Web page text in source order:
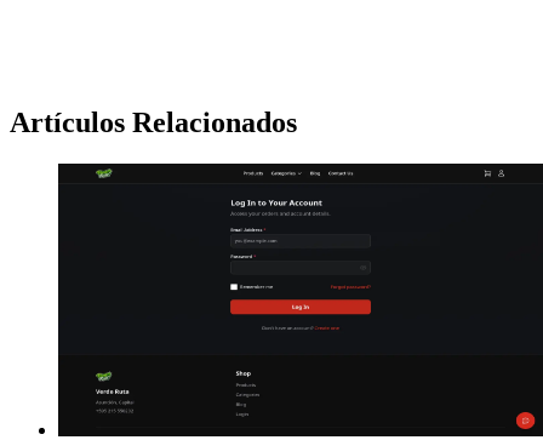
Artículos Relacionados